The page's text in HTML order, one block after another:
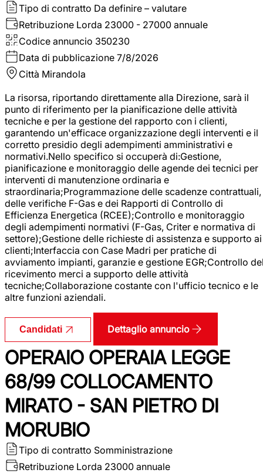
Tipo di contratto Da definire – valutare
Retribuzione Lorda 23000 - 27000 annuale
Codice annuncio 350230
Data di pubblicazione 7/8/2026
Città Mirandola
La risorsa, riportando direttamente alla Direzione, sarà il
punto di riferimento per la pianificazione delle attività
tecniche e per la gestione del rapporto con i clienti,
garantendo un'efficace organizzazione degli interventi e il
corretto presidio degli adempimenti amministrativi e
normativi.Nello specifico si occuperà di:Gestione,
pianificazione e monitoraggio delle agende dei tecnici per
interventi di manutenzione ordinaria e
straordinaria;Programmazione delle scadenze contrattuali,
delle verifiche F-Gas e dei Rapporti di Controllo di
Efficienza Energetica (RCEE);Controllo e monitoraggio
degli adempimenti normativi (F-Gas, Criter e normativa di
settore);Gestione delle richieste di assistenza e supporto ai
clienti;Interfaccia con Case Madri per pratiche di
avviamento impianti, garanzie e gestione EGR;Controllo
ricevimento merci a supporto delle attività
tecniche;Collaborazione costante con l'ufficio tecnico e le
altre funzioni aziendali.
Candidati Dettaglio annuncio
OPERAIO OPERAIA LEGGE
68/99 COLLOCAMENTO
MIRATO - SAN PIETRO DI
MORUBIO
Tipo di contratto Somministrazione
Retribuzione Lorda 23000 annuale